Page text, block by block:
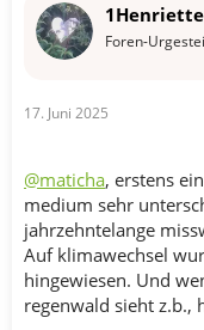
o
:
1Henriette
Foren-
17. Juni 2025
@maticha, erstens
medium sehr
jahrzehntelange
Auf klimawechsel
hingewiesen. Und
regenwald sieht z.b.,